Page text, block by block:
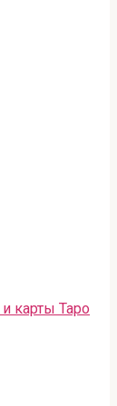
карты Таро